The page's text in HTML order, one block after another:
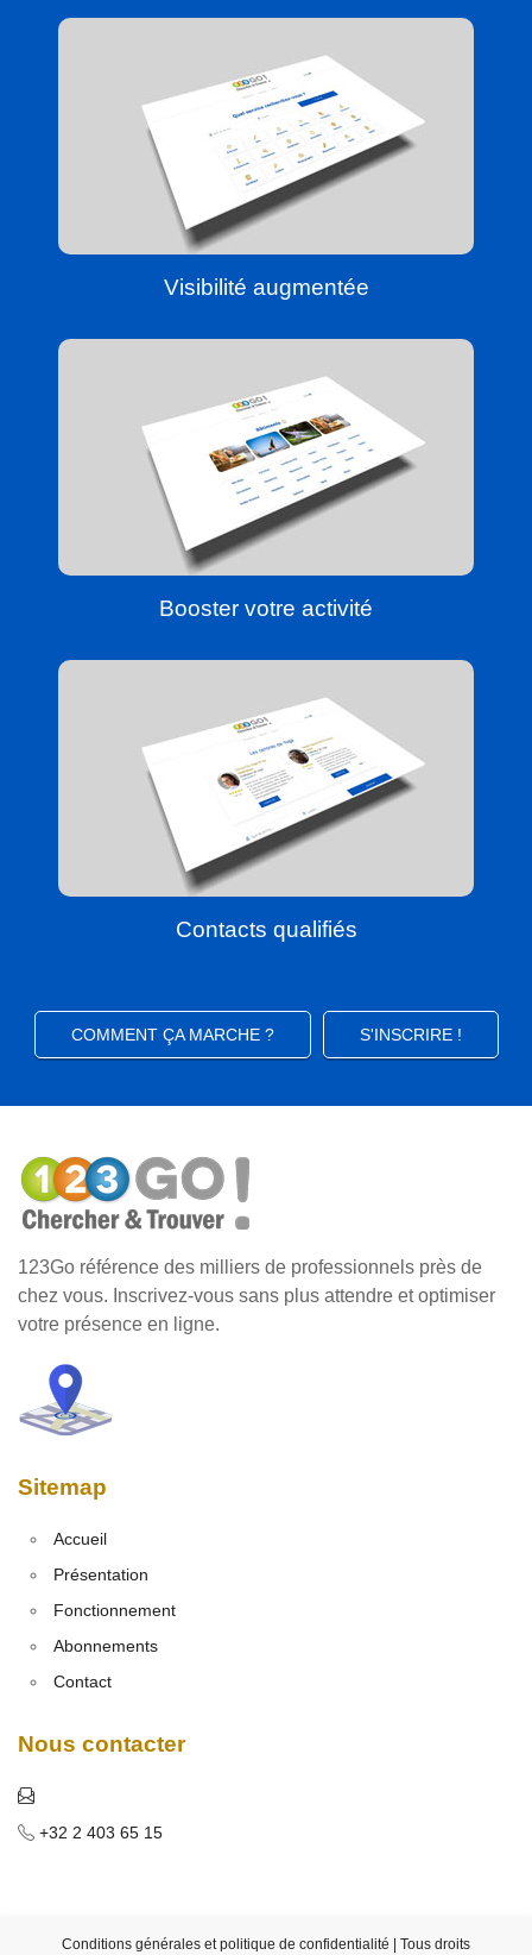
Visibilité augmentée
Booster votre activité
Contacts qualifiés
COMMENT ÇA MARCHE ? S'INSCRIRE !
123Go référence des milliers de professionnels près de
chez vous. Inscrivez-vous sans plus attendre et optimiser
votre présence en ligne.
Sitemap
Accueil
Présentation
Fonctionnement
Abonnements
Contact
Nous contacter
+32 2 403 65 15
Conditions générales et politique de confidentialité | Tous droits